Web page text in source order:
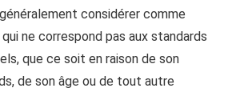
considérer comme
qui ne correspond pas aux standards
que ce soit en raison de son
de son âge ou de tout autre